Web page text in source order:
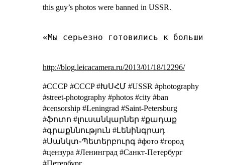
this guy’s photos were banned in USSR.
«Мы серьезно готовились к большим
http://blog.leicacamera.ru/2013/01/18/12296/
#СССР #CCCP #ԽՍՀՄ #USSR #photography
#street-photography #photos #city #ban
#censorship #Leningrad #Saint-Petersburg
#ֆոտո #լուսանկարներ #քադաք
#գրաքննություն #Լենինգրադ
#Սանկտ֊Պետերբուրգ #фото #город
#цензура #Ленинград #Санкт-Петербург
#Петербург